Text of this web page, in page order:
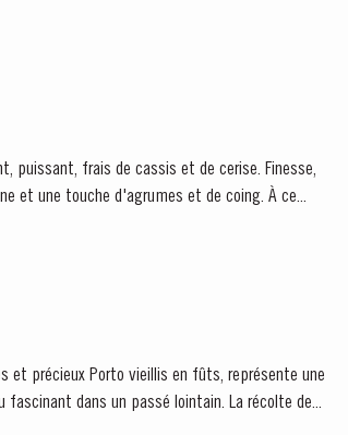
et une touche d'agrumes et de coing. À ce...
et précieux Porto vieillis en fûts, représente une
pièce unique dans l'histoire du vin. Comme une capsule de temps, il offre un aperçu fascinant dans un passé lointain. La récolte de...